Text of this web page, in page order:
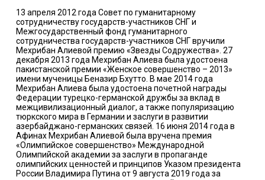
13 апреля 2012 года Совет по гуманитарному
сотрудничеству государств-участников СНГ и
Межгосударственный фонд гуманитарного
сотрудничества государств-участников СНГ вручили
Мехрибан Алиевой премию «Звезды Содружества». 27
декабря 2013 года Мехрибан Алиева была удостоена
пакистанской премии «Женское совершенство – 2013»
имени мученицы Беназир Бхутто. В мае 2014 года
Мехрибан Алиева была удостоена почетной награды
Федерации турецко-германской дружбы за вклад в
межцивилизационный диалог, а также популяризацию
тюркского мира в Германии и заслуги в развитии
азербайджано-германских связей. 16 июня 2014 года в
Афинах Мехрибан Алиевой была вручена премия
«Олимпийское совершенство» Международной
Олимпийской академии за заслуги в пропаганде
олимпийских ценностей и принципов Указом президента
России Владимира Путина от 9 августа 2019 года за